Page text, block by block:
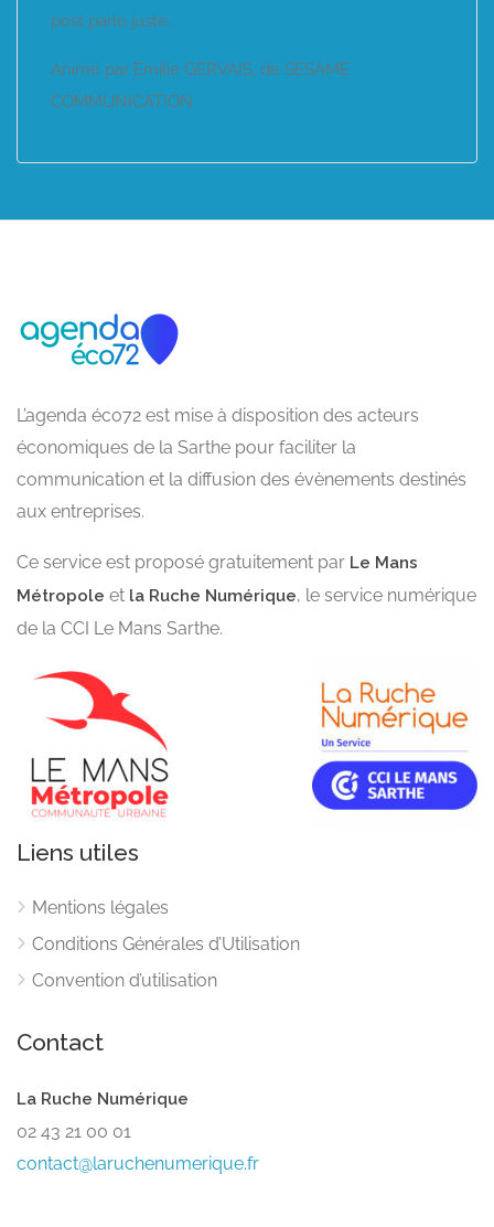
post parle juste.
Animé par Emilie GERVAIS, de SESAME
COMMUNICATION
L’agenda éco72 est mise à disposition des acteurs
économiques de la Sarthe pour faciliter la
communication et la diffusion des évènements destinés
aux entreprises.
Ce service est proposé gratuitement par Le Mans
Métropole et la Ruche Numérique, le service numérique
de la CCI Le Mans Sarthe.
Liens utiles
Mentions légales
Conditions Générales d’Utilisation
Convention d’utilisation
Contact
La Ruche Numérique
02 43 21 00 01
contact@laruchenumerique.fr